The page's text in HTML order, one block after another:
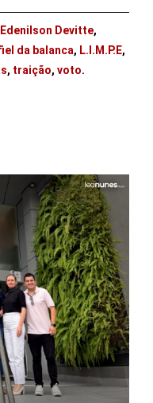
Edenilson Devitte,
da balanca, L.I.M.P.E,
, traição, voto.